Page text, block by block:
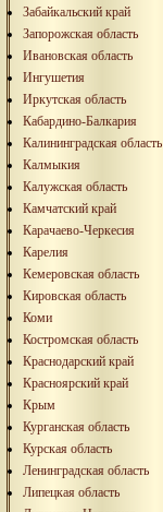
Забайкальский край
Запорожская область
Ивановская область
Ингушетия
Иркутская область
Кабардино-Балкария
Калининградская область
Калмыкия
Калужская область
Камчатский край
Карачаево-Черкесия
Карелия
Кемеровская область
Кировская область
Коми
Костромская область
Краснодарский край
Красноярский край
Крым
Курганская область
Курская область
Ленинградская область
Липецкая область